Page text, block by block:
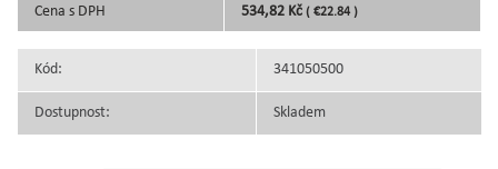
Cena s DPH 534,82 Kč ( €22.84 )
Kód: 341050500
Dostupnost: Skladem